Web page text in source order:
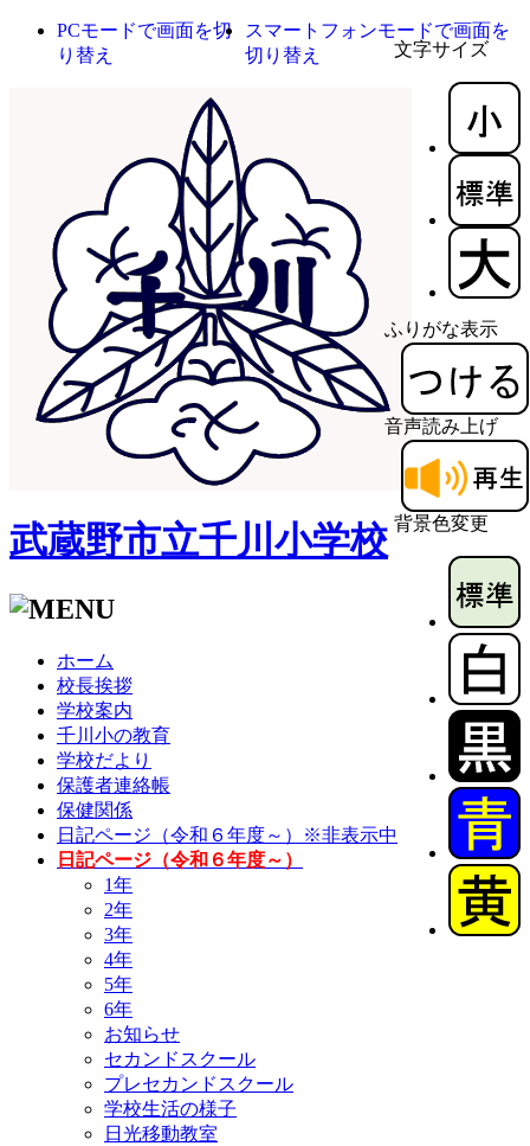
文字サイズ
ふりがな表示
音声読み上げ
背景色変更
PCモードで画面を切
り替え
スマートフォンモードで画面を
切り替え
武蔵野市立千川小学校
ホーム
校長挨拶
学校案内
千川小の教育
学校だより
保護者連絡帳
保健関係
日記ページ（令和６年度～）※非表示中
日記ページ（令和６年度～）
1年
2年
3年
4年
5年
6年
お知らせ
セカンドスクール
プレセカンドスクール
学校生活の様子
日光移動教室